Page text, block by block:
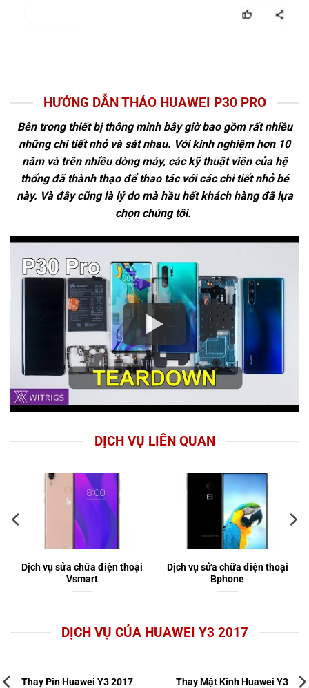
HƯỚNG DẪN THÁO HUAWEI P30 PRO
Bên trong thiết bị thông minh bây giờ bao gồm rất nhiều
những chi tiết nhỏ và sát nhau. Với kinh nghiệm hơn 10
năm và trên nhiều dòng máy, các kỹ thuật viên của hệ
thống đã thành thạo để thao tác với các chi tiết nhỏ bé
này. Và đây cũng là lý do mà hầu hết khách hàng đã lựa
chọn chúng tôi.
DỊCH VỤ LIÊN QUAN
Dịch vụ sửa chữa điện thoại
Vsmart
Dịch vụ sửa chữa điện thoại
Bphone
DỊCH VỤ CỦA HUAWEI Y3 2017
2017 Thay Mặt Kính Huawei Y3 Thay Nút